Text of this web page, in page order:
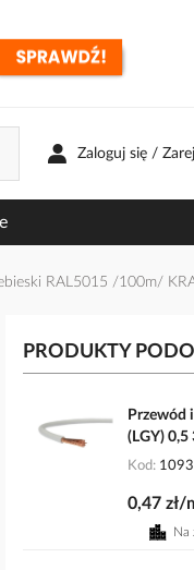
Zaloguj się /
RAL5015 /100m/
PRODUKTY
Przewód
(LGY)
Kod
0,47 zł/
Na